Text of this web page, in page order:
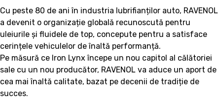
Cu peste 80 de ani în industria lubrifianților auto, RAVENOL
a devenit o organizație globală recunoscută pentru
uleiurile și fluidele de top, concepute pentru a satisface
cerințele vehiculelor de înaltă performanță.
Pe măsură ce Iron Lynx începe un nou capitol al călătoriei
sale cu un nou producător, RAVENOL va aduce un aport de
cea mai înaltă calitate, bazat pe decenii de tradiție de
succes.